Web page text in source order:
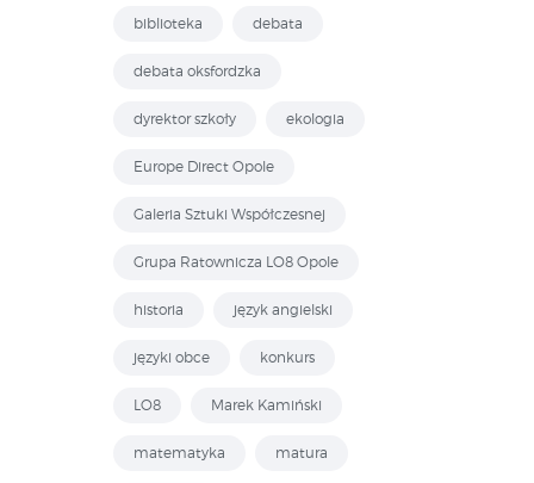
biblioteka debata
debata oksfordzka
dyrektor szkoły ekologia
Europe Direct Opole
Galeria Sztuki Współczesnej
Grupa Ratownicza LO8 Opole
historia język angielski
języki obce konkurs
LO8 Marek Kamiński
matematyka matura